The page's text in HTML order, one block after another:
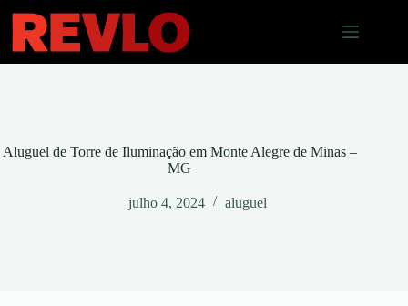
para
conteúdo
Aluguel de Torre de Iluminação em Monte Alegre de Minas –
MG
julho 4, 2024 aluguel